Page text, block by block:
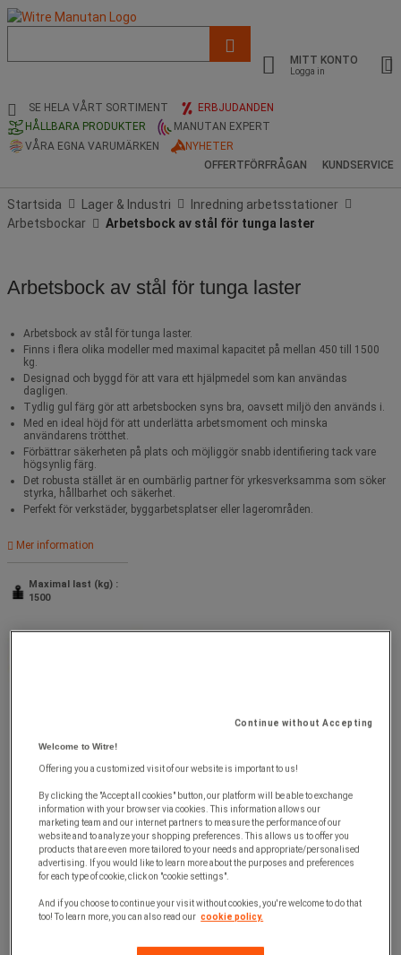
och
sökhistorik
MITT KONTO
Logga in
SE HELA VÅRT SORTIMENT
ERBJUDANDEN
HÅLLBARA PRODUKTER
MANUTAN EXPERT
VÅRA EGNA VARUMÄRKEN
NYHETER
OFFERTFÖRFRÅGAN
KUNDSERVICE
Startsida Lager & Industri
Inredning arbetsstationer
Arbetsbockar
Arbetsbock av stål för tunga laster
Arbetsbock av stål för tunga laster
Arbetsbock av stål för tunga laster.
Finns i flera olika modeller med maximal kapacitet på mellan 450 till 1500
kg.
Designad och byggd för att vara ett hjälpmedel som kan användas
dagligen.
Tydlig gul färg gör att arbetsbocken syns bra, oavsett miljö den används i.
Med en ideal höjd för att underlätta arbetsmoment och minska
användarens trötthet.
Förbättrar säkerheten på plats och möjliggör snabb identifiering tack vare
högsynlig färg.
Det robusta stället är en oumbärlig partner för yrkesverksamma som söker
styrka, hållbarhet och säkerhet.
Perfekt för verkstäder, byggarbetsplatser eller lagerområden.
Mer information
Maximal last (kg) :
1500
Continue without Accepting
Welcome to Witre!
Offering you a customized visit of our website is important to us!
By clicking the "Accept all cookies" button, our platform will be able to exchange
information with your browser via cookies. This information allows our
marketing team and our internet partners to measure the performance of our
website and to analyze your shopping preferences. This allows us to offer you
products that are even more tailored to your needs and appropriate/personalised
advertising. If you would like to learn more about the purposes and preferences
for each type of cookie, click on "cookie settings".
And if you choose to continue your visit without cookies, you're welcome to do that
too! To learn more, you can also read our cookie policy.